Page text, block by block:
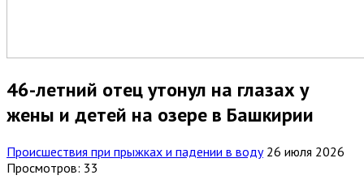
46-летний отец утонул на глазах у
жены и детей на озере в Башкирии
Происшествия при прыжках и падении в воду 26 июля 2026
Просмотров: 33